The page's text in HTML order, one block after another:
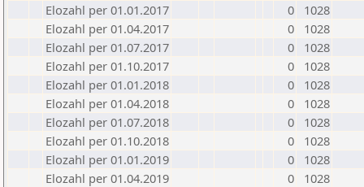
Elozahl per 01.01.2017
0
1028
Elozahl per 01.04.2017
0
1028
Elozahl per 01.07.2017
0
1028
Elozahl per 01.10.2017
0
1028
Elozahl per 01.01.2018
0
1028
Elozahl per 01.04.2018
0
1028
Elozahl per 01.07.2018
0
1028
Elozahl per 01.10.2018
0
1028
Elozahl per 01.01.2019
0
1028
Elozahl per 01.04.2019
0
1028